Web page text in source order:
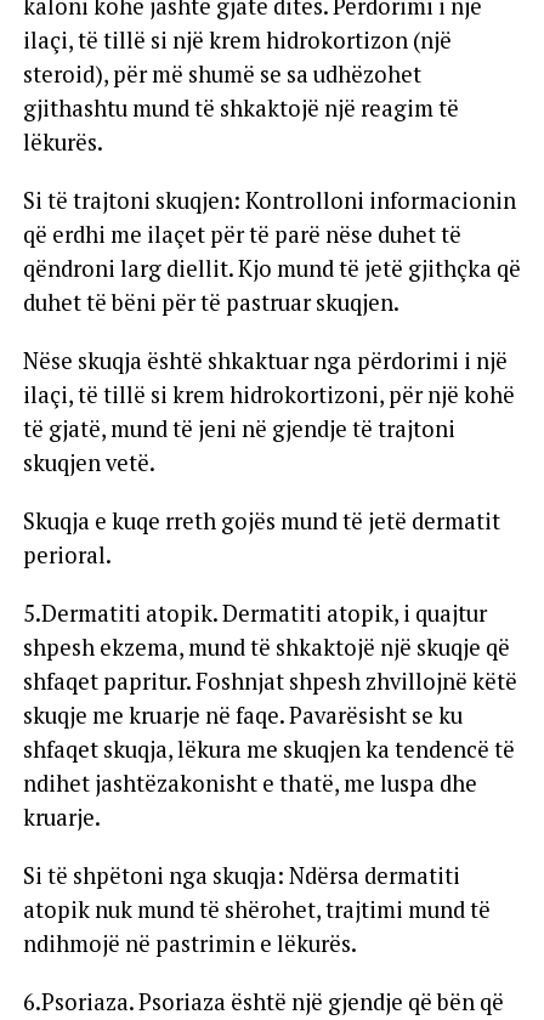
kaloni kohë jashtë gjatë ditës. Përdorimi i një
ilaçi, të tillë si një krem hidrokortizon (një
steroid), për më shumë se sa udhëzohet
gjithashtu mund të shkaktojë një reagim të
lëkurës.
Si të trajtoni skuqjen: Kontrolloni informacionin
që erdhi me ilaçet për të parë nëse duhet të
qëndroni larg diellit. Kjo mund të jetë gjithçka që
duhet të bëni për të pastruar skuqjen.
Nëse skuqja është shkaktuar nga përdorimi i një
ilaçi, të tillë si krem hidrokortizoni, për një kohë
të gjatë, mund të jeni në gjendje të trajtoni
skuqjen vetë.
Skuqja e kuqe rreth gojës mund të jetë dermatit
perioral.
5.Dermatiti atopik. Dermatiti atopik, i quajtur
shpesh ekzema, mund të shkaktojë një skuqje që
shfaqet papritur. Foshnjat shpesh zhvillojnë këtë
skuqje me kruarje në faqe. Pavarësisht se ku
shfaqet skuqja, lëkura me skuqjen ka tendencë të
ndihet jashtëzakonisht e thatë, me luspa dhe
kruarje.
Si të shpëtoni nga skuqja: Ndërsa dermatiti
atopik nuk mund të shërohet, trajtimi mund të
ndihmojë në pastrimin e lëkurës.
6.Psoriaza. Psoriaza është një gjendje që bën që